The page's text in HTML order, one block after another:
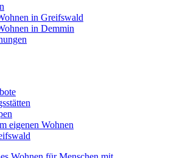
in Greifswald
in Demmin
eigenen Wohnen